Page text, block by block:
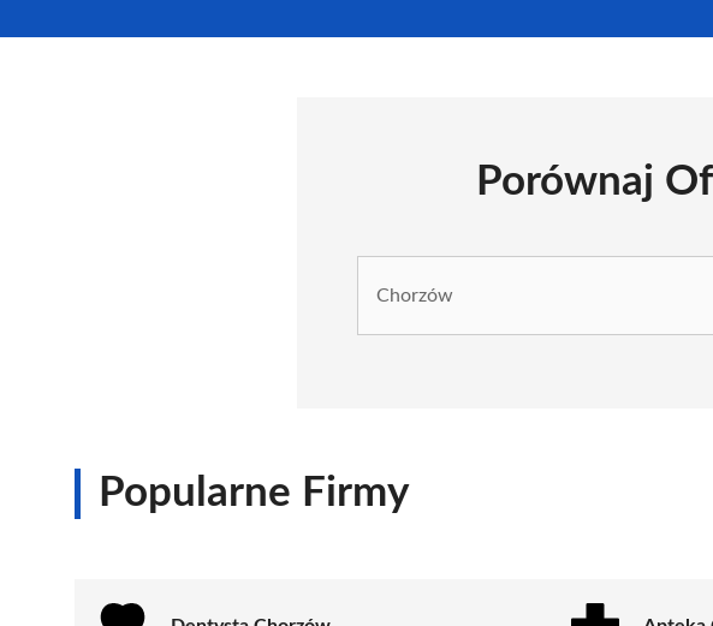
Porównaj
Popularne Firmy